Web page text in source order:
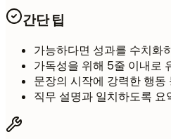
간단 팁
가능하다면 성과를 수치화
가독성을 위해 5줄 이내로
문장의 시작에 강력한 행동
직무 설명과 일치하도록 요